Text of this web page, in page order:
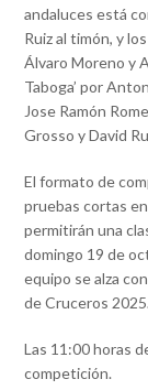
andaluces está
Ruiz al timón, y
Álvaro Moreno y
Taboga’ por
Jose Ramón
Grosso y David
El formato de
pruebas cortas
permitirán una
domingo 19 de
equipo se alza
de Cruceros 2025
Las 11:00 horas
competición.